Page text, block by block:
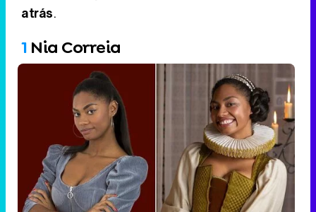
atrás.
1 Nia Correia